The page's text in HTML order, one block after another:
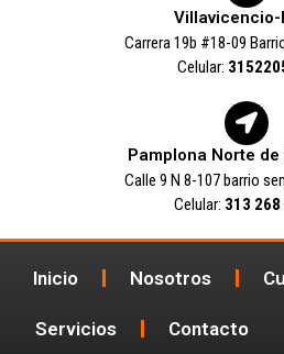
Villavicencio-
Carrera 19b #18-09
Celular:
Pamplona Norte
Calle 9 N 8-107 barrio
Celular: 313
Inicio Nosotros
Servicios Contacto